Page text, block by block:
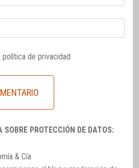
política de privacidad
PROTECCIÓN DE DATOS:
& Cía